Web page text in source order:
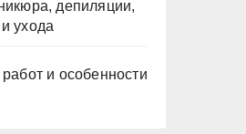
депиляции,
ухода
и особенности